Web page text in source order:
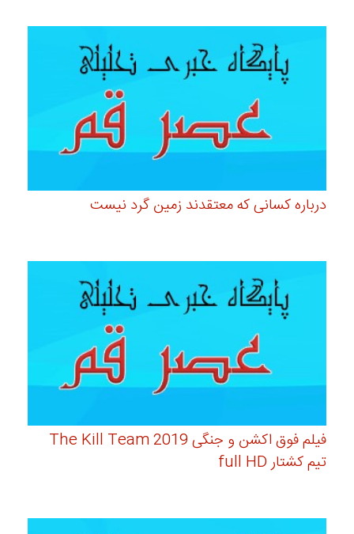
درباره کسانی که معتقدند زمین گرد نیست
فیلم فوق اکشن و جنگی The Kill Team 2019
تیم کشتار full HD